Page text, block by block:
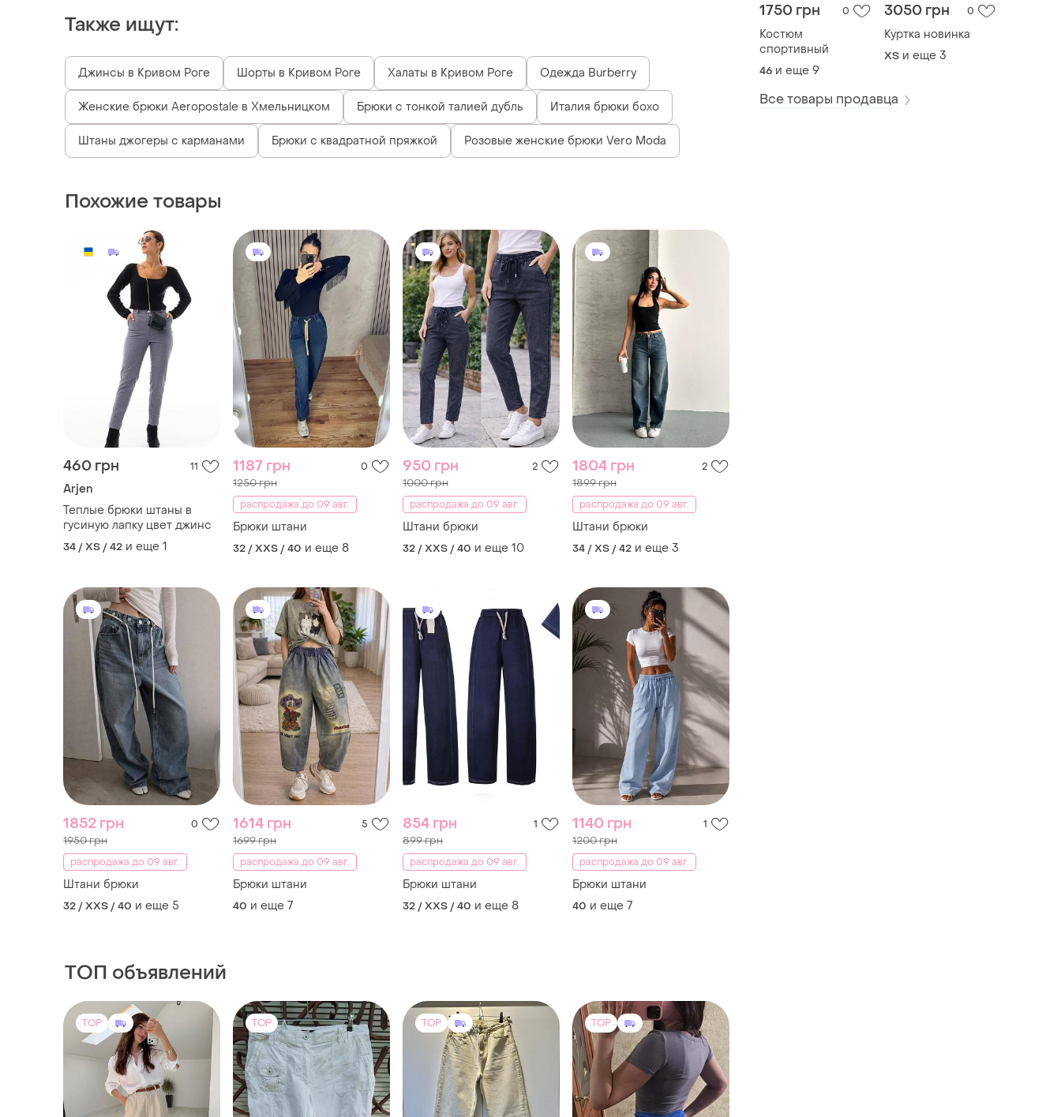
1750 грн 0
Костюм
спортивный
46 и еще 9
3050 грн 0
Куртка новинка
ХS и еще 3
Все товары продавца
Также ищут:
Джинсы в Кривом Роге Шорты в Кривом Роге Халаты в Кривом Роге Одежда Burberry
Женские брюки Aeropostale в Хмельницком Брюки с тонкой талией дубль Италия брюки бохо
Штаны джогеры с карманами Брюки с квадратной пряжкой Розовые женские брюки Vero Moda
Похожие товары
460 грн 11
Arjen
Теплые брюки штаны в
гусиную лапку цвет джинс
34 / XS / 42 и еще 1
1187 грн 0
1250 грн
распродажа до 09 авг.
Брюки штани
32 / XXS / 40 и еще 8
950 грн 2
1000 грн
распродажа до 09 авг.
Штани брюки
32 / XXS / 40 и еще 10
1804 грн 2
1899 грн
распродажа до 09 авг.
Штани брюки
34 / XS / 42 и еще 3
1852 грн 0
1950 грн
распродажа до 09 авг.
Штани брюки
32 / XXS / 40 и еще 5
1614 грн 5
1699 грн
распродажа до 09 авг.
Брюки штани
40 и еще 7
854 грн 1
899 грн
распродажа до 09 авг.
Брюки штани
32 / XXS / 40 и еще 8
1140 грн 1
1200 грн
распродажа до 09 авг.
Брюки штани
40 и еще 7
ТОП объявлений
TOP TOP TOP TOP